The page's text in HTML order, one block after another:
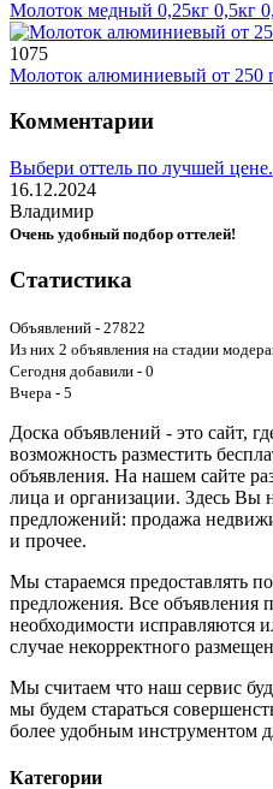
Молоток медный 0,25кг 0,5кг
1075
Молоток алюминиевый от 250
Комментарии
Выбери оттель по лучшей цене.
16.12.2024
Владимир
Очень удобный подбор оттелей!
Статистика
Объявлений - 27822
Из них 2 объявления на стадии
Сегодня добавили - 0
Вчера - 5
Доска объявлений - это сайт,
возможность разместить
объявления. На нашем сайте
лица и организации. Здесь Вы
предложений: продажа
и прочее.
Мы стараемся предоставлять
предложения. Все объявления
необходимости исправляются
случае некорректного
Мы считаем что наш сервис
мы будем стараться
более удобным инструментом
Категории